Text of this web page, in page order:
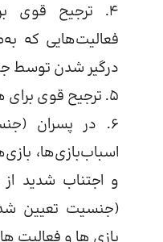
4. ترجیح قوی
فعالیت‌هایی که
درگیر شدن توسط
5. ترجیح قوی برای همبازی های جنس دیگر
6. در پسران
اسباب‌بازی‌ها،
و اجتناب شدید
(جنسیت تعیین
بازی ها و فعالیت